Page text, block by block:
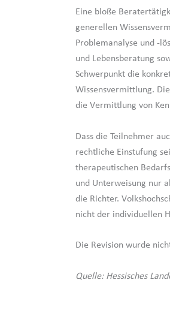
Eine bloße
generellen
Problemanalyse und -
und Lebensberatung
Schwerpunkt die
Wissensvermittlung.
die Vermittlung von
Dass die Teilnehmer
rechtliche Einstufung
therapeutischen
und Unterweisung nur
die Richter.
nicht der individuellen
Die Revision wurde
Quelle: Hessisches